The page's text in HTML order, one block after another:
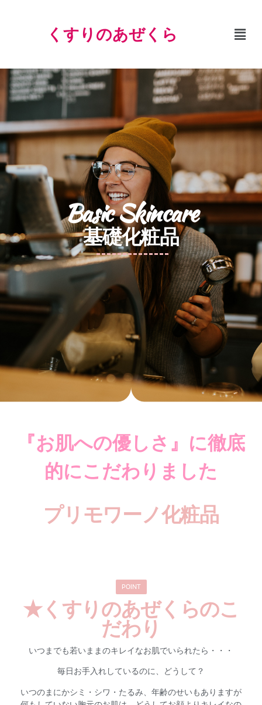
くすりのあぜくら
Basic Skincare
基礎化粧品
『お肌への優しさ』に徹底
的にこだわりました
プリモワーノ化粧品
POINT
★くすりのあぜくらのこ
だわり
いつまでも若いままのキレイなお肌でいられたら・・・
毎日お手入れしているのに、どうして？
いつのまにかシミ・シワ・たるみ、年齢のせいもありますが